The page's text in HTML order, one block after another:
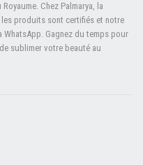
Chez Palmarya, la
produits sont certifiés et notre
Gagnez du temps pour
sublimer votre beauté au